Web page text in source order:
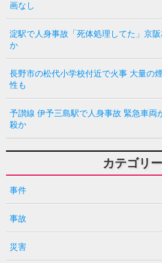
画なし
淀駅で人身事故「死体処理してた」京
か
長野市の松代小学校付近で火事 大量の
性も
予讃線 伊予三島駅で人身事故 緊急車両
殺か
カテゴリー
事件
事故
災害